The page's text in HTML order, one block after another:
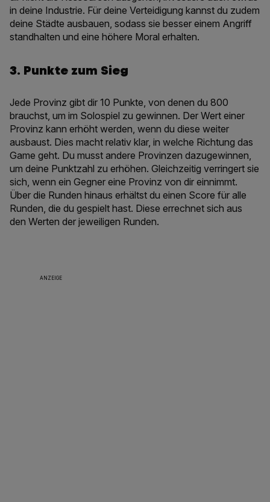
in deine Industrie. Für deine Verteidigung kannst du zudem
deine Städte ausbauen, sodass sie besser einem Angriff
standhalten und eine höhere Moral erhalten.
3. Punkte zum Sieg
Jede Provinz gibt dir 10 Punkte, von denen du 800
brauchst, um im Solospiel zu gewinnen. Der Wert einer
Provinz kann erhöht werden, wenn du diese weiter
ausbaust. Dies macht relativ klar, in welche Richtung das
Game geht. Du musst andere Provinzen dazugewinnen,
um deine Punktzahl zu erhöhen. Gleichzeitig verringert sie
sich, wenn ein Gegner eine Provinz von dir einnimmt.
Über die Runden hinaus erhältst du einen Score für alle
Runden, die du gespielt hast. Diese errechnet sich aus
den Werten der jeweiligen Runden.
ANZEIGE